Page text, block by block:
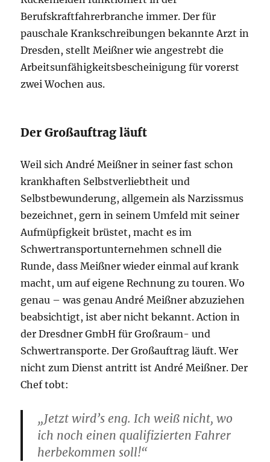
Berufskraftfahrerbranche immer. Der für
pauschale Krankschreibungen bekannte Arzt in
Dresden, stellt Meißner wie angestrebt die
Arbeitsunfähigkeitsbescheinigung für vorerst
zwei Wochen aus.
Der Großauftrag läuft
Weil sich André Meißner in seiner fast schon
krankhaften Selbstverliebtheit und
Selbstbewunderung, allgemein als Narzissmus
bezeichnet, gern in seinem Umfeld mit seiner
Aufmüpfigkeit brüstet, macht es im
Schwertransportunternehmen schnell die
Runde, dass Meißner wieder einmal auf krank
macht, um auf eigene Rechnung zu touren. Wo
genau – was genau André Meißner abzuziehen
beabsichtigt, ist aber nicht bekannt. Action in
der Dresdner GmbH für Großraum- und
Schwertransporte. Der Großauftrag läuft. Wer
nicht zum Dienst antritt ist André Meißner. Der
Chef tobt:
„Jetzt wird’s eng. Ich weiß nicht, wo
ich noch einen qualifizierten Fahrer
herbekommen soll!“